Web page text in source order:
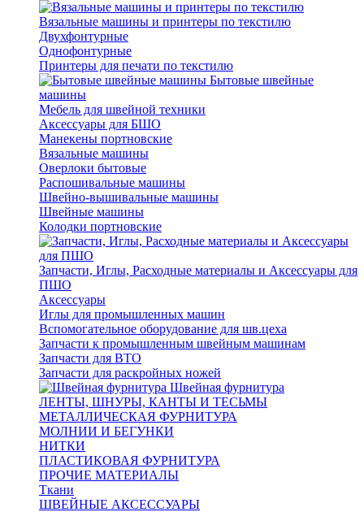
Вязальные машины и принтеры по текстилю
Двухфонтурные
Однофонтурные
Принтеры для печати по текстилю
Бытовые швейные
машины
Мебель для швейной техники
Аксессуары для БШО
Манекены портновские
Вязальные машины
Оверлоки бытовые
Распошивальные машины
Швейно-вышивальные машины
Швейные машины
Колодки портновские
Запчасти, Иглы, Расходные материалы и Аксессуары для
ПШО
Аксессуары
Иглы для промышленных машин
Вспомогательное оборудование для шв.цеха
Запчасти к промышленным швейным машинам
Запчасти для ВТО
Запчасти для раскройных ножей
Швейная фурнитура
ЛЕНТЫ, ШНУРЫ, КАНТЫ И ТЕСЬМЫ
МЕТАЛЛИЧЕСКАЯ ФУРНИТУРА
МОЛНИИ И БЕГУНКИ
НИТКИ
ПЛАСТИКОВАЯ ФУРНИТУРА
ПРОЧИЕ МАТЕРИАЛЫ
Ткани
ШВЕЙНЫЕ АКСЕССУАРЫ